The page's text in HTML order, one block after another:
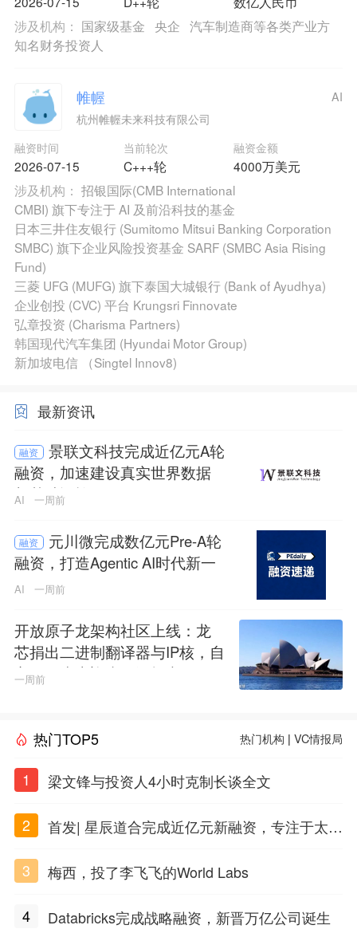
涉及机构： 国家级基金 央企 汽车制造商等各类产业方
知名财务投资人
帷幄
杭州帷幄未来科技有限公司
融资时间
2026-07-15
当前轮次
C+++轮
融资金额
4000万美元
AI
涉及机构： 招银国际(CMB International
CMBI) 旗下专注于 AI 及前沿科技的基金
日本三井住友银行 (Sumitomo Mitsui Banking Corporation
SMBC) 旗下企业风险投资基金 SARF (SMBC Asia Rising
Fund)
三菱 UFG (MUFG) 旗下泰国大城银行 (Bank of Ayudhya)
企业创投 (CVC) 平台 Krungsri Finnovate
弘章投资 (Charisma Partners)
韩国现代汽车集团 (Hyundai Motor Group)
新加坡电信 （Singtel Innov8)
最新资讯
融资
景联文科技完成近亿元A轮
融资，加速建设真实世界数据
与基础设施
AI 一周前
融资
元川微完成数亿元Pre-A轮
融资，打造Agentic AI时代新一
代推理基础设施
AI 一周前
开放原子龙架构社区上线：龙
芯捐出二进制翻译器与IP核，自
主CPU生态迎来开源拐点
一周前
热门TOP5 热门机构 |VC情报局
1 梁文锋与投资人4小时克制长谈全文
2
首发| 星辰道合完成近亿元新融资，专注于太空
3
梅西，投了李飞飞的World Labs
4 Databricks完成战略融资，新晋万亿公司诞生